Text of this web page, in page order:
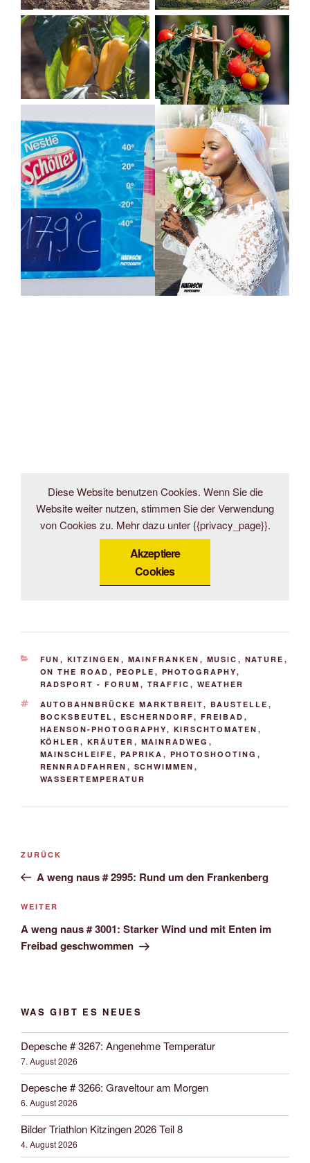
Diese Website benutzen Cookies. Wenn Sie die
Website weiter nutzen, stimmen Sie der Verwendung
von Cookies zu. Mehr dazu unter {{privacy_page}}.
Akzeptiere
Cookies
KATEGORIEN
FUN , KITZINGEN , MAINFRANKEN , MUSIC , NATURE ,
ON THE ROAD , PEOPLE , PHOTOGRAPHY,
RADSPORT - FORUM , TRAFFIC , WEATHER
SCHLAGWÖRTER
AUTOBAHNBRÜCKE MARKTBREIT, BAUSTELLE ,
BOCKSBEUTEL , ESCHERNDORF, FREIBAD ,
HAENSON-PHOTOGRAPHY, KIRSCHTOMATEN ,
KÖHLER , KRÄUTER , MAINRADWEG ,
MAINSCHLEIFE , PAPRIKA , PHOTOSHOOTING ,
RENNRADFAHREN , SCHWIMMEN ,
WASSERTEMPERATUR
Beitrags-
Vorheriger
Beitrag
ZURÜCK
A weng naus # 2995: Rund um den Frankenberg
Nächster
Beitrag
WEITER
A weng naus # 3001: Starker Wind und mit Enten im
Freibad geschwommen
WAS GIBT ES NEUES
Depesche # 3267: Angenehme Temperatur
7. August 2026
Depesche # 3266: Graveltour am Morgen
6. August 2026
Bilder Triathlon Kitzingen 2026 Teil 8
4. August 2026